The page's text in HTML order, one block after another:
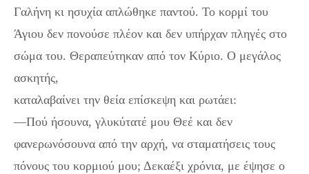
Γαλήνη κι ησυχία απλώθηκε παντού. Το κορμί του
Άγιου δεν πονούσε πλέον και δεν υπήρχαν πληγές στο
σώμα του. Θεραπεύτηκαν από τον Κύριο. Ο μεγάλος
ασκητής,
καταλαβαίνει την θεία επίσκεψη και ρωτάει:
—Πού ήσουνα, γλυκύτατέ μου Θεέ και δεν
φανερωνόσουνα από την αρχή, να σταματήσεις τους
πόνους του κορμιού μου; Δεκαέξι χρόνια, με έψησε ο